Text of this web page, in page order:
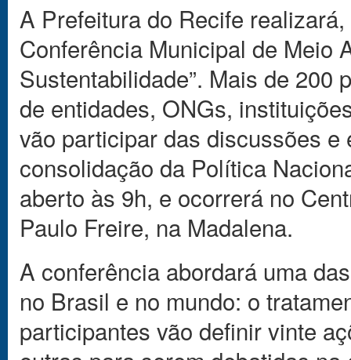
A Prefeitura do Recife
Conferência Municipal de Meio
Sustentabilidade”. Mais de 200
de entidades, ONGs,
vão participar das discussões
consolidação da Política
aberto às 9h, e ocorrerá no
Paulo Freire, na Madalena.
A conferência abordará uma
no Brasil e no mundo: o
participantes vão definir vinte